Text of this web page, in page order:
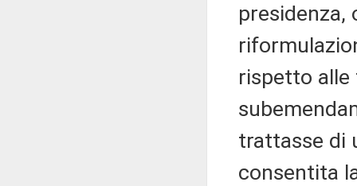
presidenza,
rispetto
trattasse di
consentita